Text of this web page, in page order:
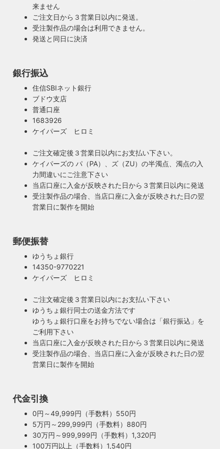
暮らしを照らす名脇役・こだわりのヴィンテー
ジスタイル
照明は暮らしの名脇役！メインのスーツが良いのに、靴や時
がダサいだけでせっかくの良い建築やインテリアも台無しで
す。ハイロミドットコムがこだわるのは、旧き良きアメリカ
のインテリアや工業製品の重厚感やゴージャスさ。それでい
て飽きの来ない無垢さや素朴さを追求したヴィンテージスタ
イルでの提案にこだわっています。
◆もっと詳しく見る
もしもの時も安心・製作担当者が修理を行いま
安心のPSE適合照明・電気用品安全法の遵守
ハイロミドットコムで販売する照明は１点残らずPSE検査に
合格した照明です。製造後や出荷前に検査を行うため、当店
のオリジナル照明はもちろん、アンティークやヴィンテージ
して近畿経済産業局へ特定電気用品以外の電気用品の製造事
業者として届出を行っております。
ヴィンテージスタイルの照明製作に欠かせない古いソケッ
ト。何十年、時には100年近く前のソケットシェルを使うこ
ともあります。ところが100年近く前のソケットに使われて
いたインシュレーター（絶縁体）はご覧の通り炭化してボロ
ボロに。当店では専門機関に依頼し、特殊カーボンを使いオ
来ません
ご注文日から３営業日以内に発送。
受注製作品の場合は利用できません。
発送と同日に決済
銀行振込
住信SBIネット銀行
ブドウ支店
普通口座
1683926
ケイパーズ ヒロミ
ご注文確定後３営業日以内にお支払い下さい。
ケイパーズの パ（PA）、ズ（ZU）の半濁点、濁点の入
力間違いにご注意下さい
当店口座に入金が反映された日から３営業日以内に発送
受注製作品の場合、当店口座に入金が反映された日の翌
営業日に製作を開始
郵便振替
ゆうちょ銀行
14350-9770221
ケイパーズ ヒロミ
ご注文確定後３営業日以内にお支払い下さい
ゆうちょ銀行同士の送金方法です
ゆうちょ銀行口座をお持ちでない場合は「銀行振込」を
ご利用下さい
当店口座に入金が反映された日から３営業日以内に発送
受注製作品の場合、当店口座に入金が反映された日の翌
営業日に製作を開始
代金引換
0円～49,999円（手数料）550円
5万円～299,999円（手数料）880円
30万円～999,999円（手数料）1,320円
100万円以上（手数料）1,540円